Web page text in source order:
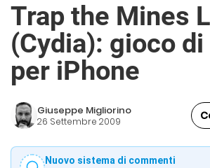
Trap the Mines
(Cydia): gioco
per iPhone
Giuseppe Migliorino
26 Settembre 2009
Nuovo sistema di commenti